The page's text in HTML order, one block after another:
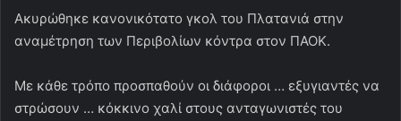
Ακυρώθηκε κανονικότατο γκολ του Πλατανιά στην
αναμέτρηση των Περιβολίων κόντρα στον ΠΑΟΚ.
Με κάθε τρόπο προσπαθούν οι διάφοροι … εξυγιαντές να
στρώσουν … κόκκινο χαλί στους ανταγωνιστές του